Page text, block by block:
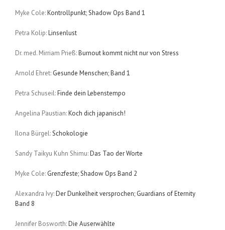
Myke Cole:Kontrollpunkt; Shadow Ops Band 1
Petra Kolip:Linsenlust
Dr. med. Mirriam Prieß:Burnout kommt nicht nur von Stress
Arnold Ehret: Gesunde Menschen; Band 1
Petra Schuseil:Finde dein Lebenstempo
Angelina Paustian:Koch dich japanisch!
Ilona Bürgel:Schokologie
Sandy Taikyu Kuhn Shimu:Das Tao der Worte
Myke Cole: Grenzfeste; Shadow Ops Band 2
Alexandra Ivy:Der Dunkelheit versprochen; Guardians of Eternity
Band 8
Jennifer Bosworth:Die Auserwählte